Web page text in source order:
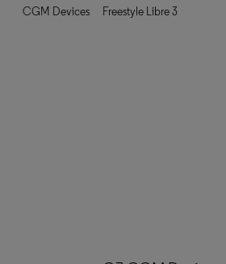
CGM Devices Freestyle Libre 3